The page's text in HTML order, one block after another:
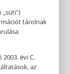
„süti")
tárolnak
évi C.
az